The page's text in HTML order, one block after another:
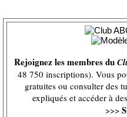
Rejoignez les membres du
48 750 inscriptions). Vous
gratuites ou consulter des
expliqués et accéder à
>>>